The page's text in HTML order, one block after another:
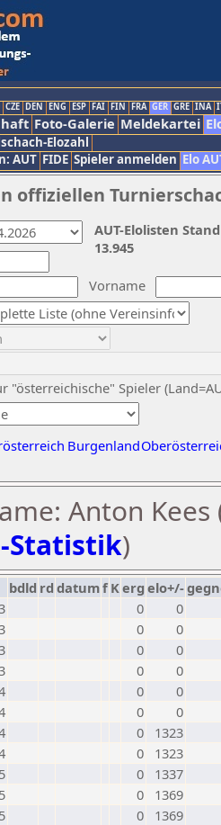
CZE DEN ENG ESP FAI FIN FRA GER GRE INA
Foto-Galerie Meldekartei
Elozahl
AUT FIDE Spieler anmelden Elo
offiziellen
Vorname
"österreichische" Spieler
Burgenland
AUT-Elolisten
13.945
Anton Kees
Statistik)
bdld rd datumf Kerg elo+/-
0
0
0
0
0
0
0
0
0
0
0
0
0
1323
0
1323
0
1337
0
1369
0
1369